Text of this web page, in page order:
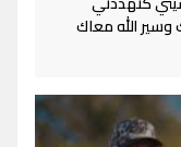
الله معاك